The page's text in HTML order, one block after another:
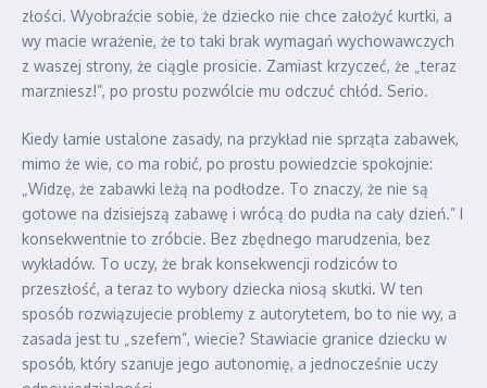
złości. Wyobraźcie sobie, że dziecko nie chce założyć kurtki, a
wy macie wrażenie, że to taki brak wymagań wychowawczych
z waszej strony, że ciągle prosicie. Zamiast krzyczeć, że „teraz
marzniesz!”, po prostu pozwólcie mu odczuć chłód. Serio.
Kiedy łamie ustalone zasady, na przykład nie sprząta zabawek,
mimo że wie, co ma robić, po prostu powiedzcie spokojnie:
„Widzę, że zabawki leżą na podłodze. To znaczy, że nie są
gotowe na dzisiejszą zabawę i wrócą do pudła na cały dzień.” I
konsekwentnie to zróbcie. Bez zbędnego marudzenia, bez
wykładów. To uczy, że brak konsekwencji rodziców to
przeszłość, a teraz to wybory dziecka niosą skutki. W ten
sposób rozwiązujecie problemy z autorytetem, bo to nie wy, a
zasada jest tu „szefem”, wiecie? Stawiacie granice dziecku w
sposób, który szanuje jego autonomię, a jednocześnie uczy